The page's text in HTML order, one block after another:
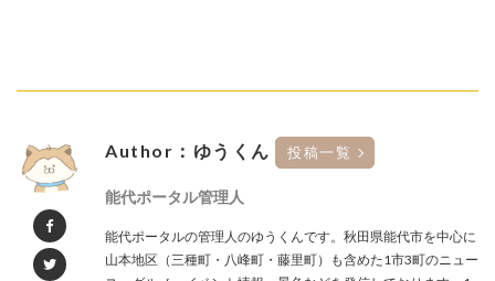
Author：ゆうくん 投稿一覧
能代ポータル管理人
能代ポータルの管理人のゆうくんです。秋田県能代市を中心に
山本地区（三種町・八峰町・藤里町）も含めた1市3町のニュー